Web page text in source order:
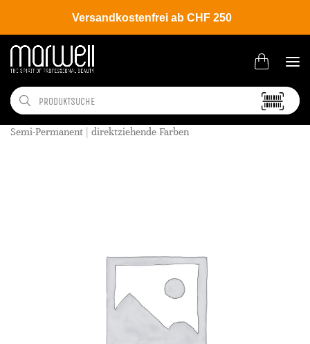
Versandkostenfrei ab CHF 250
Shop Hair
Coloration
Semi-Permanent | direktziehende Farben